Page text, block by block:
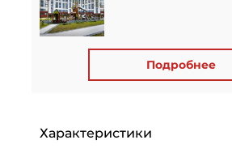
Подробнее
Характеристики